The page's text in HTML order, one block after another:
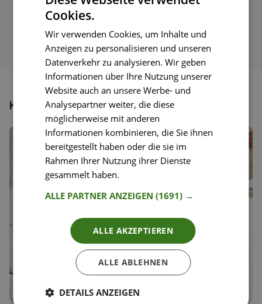
Könnte dir auch gefallen
Cookies.
Wir verwenden Cookies, um Inhalte und
Anzeigen zu personalisieren und unseren
Datenverkehr zu analysieren. Wir geben
Informationen über Ihre Nutzung unserer
Website auch an unsere Werbe- und
Analysepartner weiter, die diese
möglicherweise mit anderen
Informationen kombinieren, die Sie ihnen
bereitgestellt haben oder die sie im
Rahmen Ihrer Nutzung ihrer Dienste
gesammelt haben.
ALLE PARTNER ANZEIGEN(1691) →
ALLE AKZEPTIEREN
ALLE ABLEHNEN
DETAILS ANZEIGEN